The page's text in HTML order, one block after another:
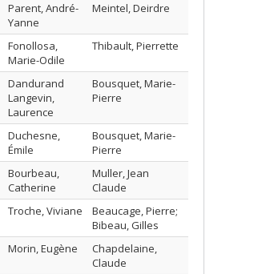
Parent, André-
Yanne
Meintel, Deirdre
Fonollosa,
Marie-Odile
Thibault, Pierrette
Dandurand
Langevin,
Laurence
Bousquet, Marie-
Pierre
Duchesne,
Émile
Bousquet, Marie-
Pierre
Bourbeau,
Catherine
Muller, Jean
Claude
Troche, Viviane
Beaucage, Pierre;
Bibeau, Gilles
Morin, Eugène
Chapdelaine,
Claude